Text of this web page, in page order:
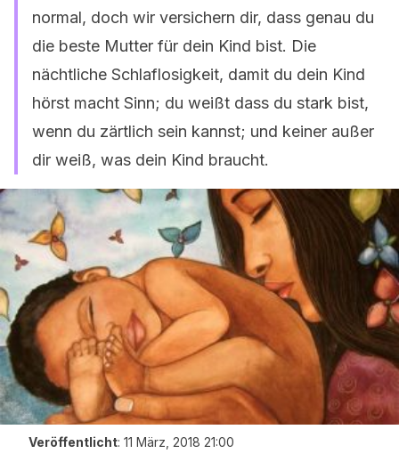
normal, doch wir versichern dir, dass genau du
die beste Mutter für dein Kind bist. Die
nächtliche Schlaflosigkeit, damit du dein Kind
hörst macht Sinn; du weißt dass du stark bist,
wenn du zärtlich sein kannst; und keiner außer
dir weiß, was dein Kind braucht.
Veröffentlicht: 11 März, 2018 21:00